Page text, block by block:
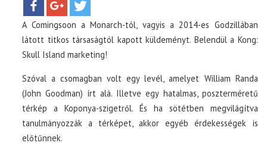
TOP10
CIKK
PÓLÓ RENDELÉS
A Comingsoon a Monarch-tól, vagyis a 2014-es Godzillában
látott titkos társaságtól kapott küldeményt. Belendül a Kong:
Skull Island marketing!
Szóval a csomagban volt egy levél, amelyet William Randa
(John Goodman) írt alá. Illetve egy hatalmas, poszterméretű
térkép a Koponya-szigetről. És ha sötétben megvilágítva
tanulmányozzák a térképet, akkor egyéb érdekességek is
előtűnnek.